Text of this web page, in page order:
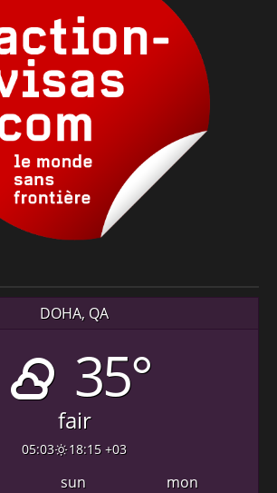
DOHA, QA
35°
fair
05:03 18:15 +03
sun mon